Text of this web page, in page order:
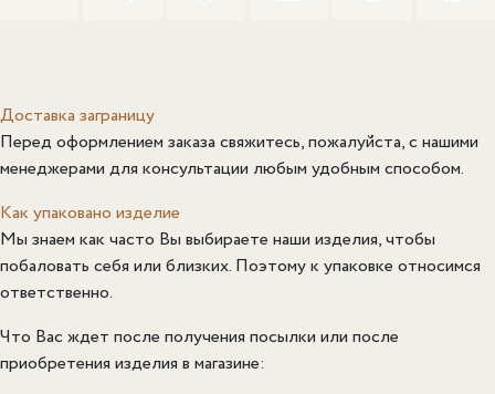
Доставка заграницу
Перед оформлением заказа свяжитесь, пожалуйста, с нашими
менеджерами для консультации любым удобным способом.
Как упаковано изделие
Мы знаем как часто Вы выбираете наши изделия, чтобы
побаловать себя или близких. Поэтому к упаковке относимся
ответственно.
Что Вас ждет после получения посылки или после
приобретения изделия в магазине: